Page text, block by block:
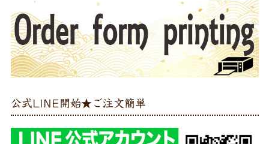
公式LINE開始★ご注文簡単